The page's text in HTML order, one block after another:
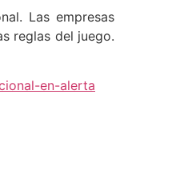
Las empresas
reglas del juego.
en-alerta